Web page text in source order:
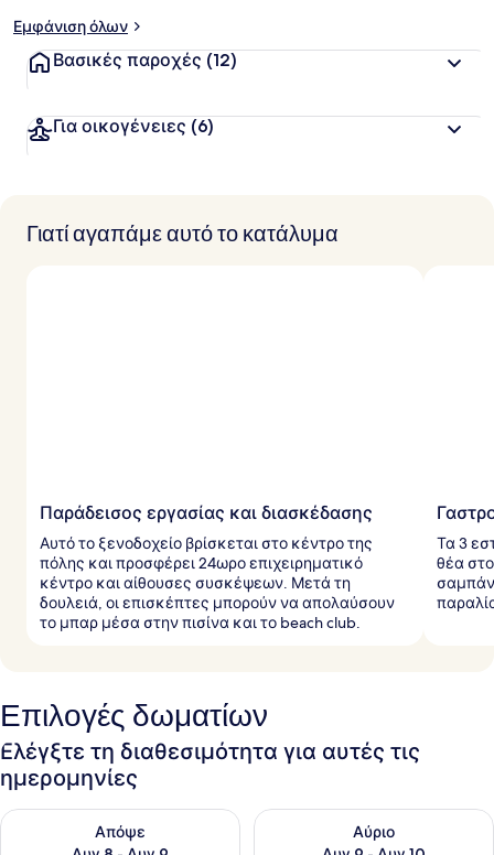
Εμφάνιση όλων
Βασικές παροχές (12)
Για οικογένειες (6)
Γιατί αγαπάμε αυτό το κατάλυμα
Παράδεισος εργασίας και διασκέδασης
Αυτό το ξενοδοχείο βρίσκεται στο κέντρο της
πόλης και προσφέρει 24ωρο επιχειρηματικό
κέντρο και αίθουσες συσκέψεων. Μετά τη
δουλειά, οι επισκέπτες μπορούν να απολαύσουν
το μπαρ μέσα στην πισίνα και το beach club.
Τα 3
θέα
Επιλογές δωματίων
Ελέγξτε τη διαθεσιμότητα για αυτές τις
ημερομηνίες
Απόψε
Έλεγχος διαθεσιμότητας για απόψε Αυγ 8 - Αυγ 9
Αύριο
Έλεγχος διαθεσιμότητας